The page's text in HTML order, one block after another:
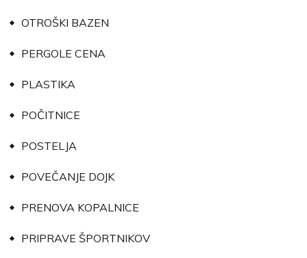
OTROŠKI BAZEN
PERGOLE CENA
PLASTIKA
POČITNICE
POSTELJA
POVEČANJE DOJK
PRENOVA KOPALNICE
PRIPRAVE ŠPORTNIKOV